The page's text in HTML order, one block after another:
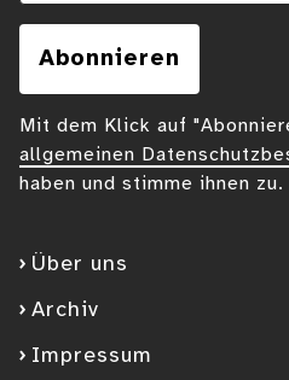
Über uns
Archiv
Impressum
Mit dem Klick auf
allgemeinen
haben und stimme ihnen zu.
Abonnieren